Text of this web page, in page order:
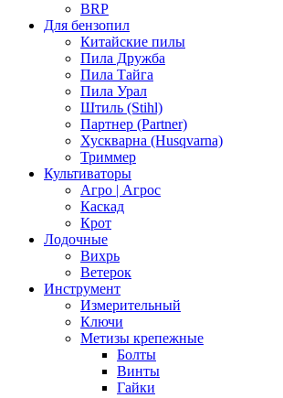
BRP
Для бензопил
Китайские пилы
Пила Дружба
Пила Тайга
Пила Урал
Штиль (Stihl)
Партнер (Partner)
Хускварна (Husqvarna)
Триммер
Культиваторы
Агро | Агрос
Каскад
Крот
Лодочные
Вихрь
Ветерок
Инструмент
Измерительный
Ключи
Метизы крепежные
Болты
Винты
Гайки